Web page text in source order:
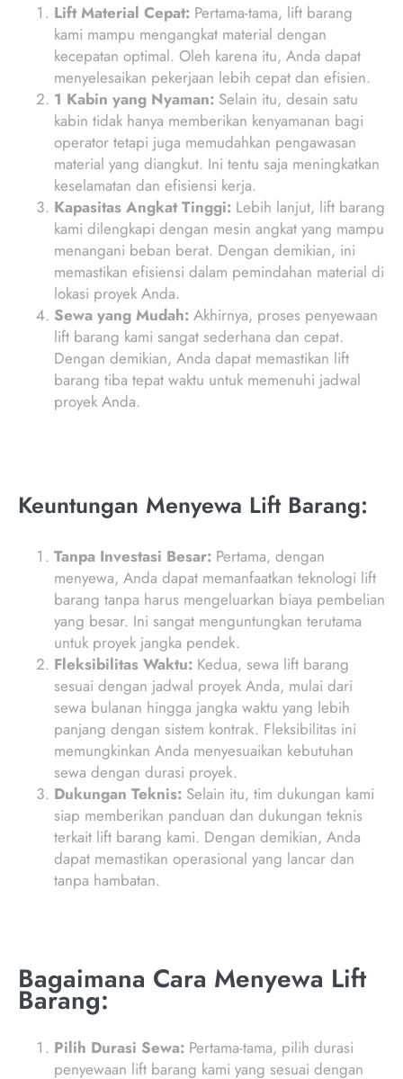
Lift Material Cepat: Pertama-tama, lift barang
kami mampu mengangkat material dengan
kecepatan optimal. Oleh karena itu, Anda dapat
menyelesaikan pekerjaan lebih cepat dan efisien.
1 Kabin yang Nyaman: Selain itu, desain satu
kabin tidak hanya memberikan kenyamanan bagi
operator tetapi juga memudahkan pengawasan
material yang diangkut. Ini tentu saja meningkatkan
keselamatan dan efisiensi kerja.
Kapasitas Angkat Tinggi: Lebih lanjut, lift barang
kami dilengkapi dengan mesin angkat yang mampu
menangani beban berat. Dengan demikian, ini
memastikan efisiensi dalam pemindahan material di
lokasi proyek Anda.
Sewa yang Mudah: Akhirnya, proses penyewaan
lift barang kami sangat sederhana dan cepat.
Dengan demikian, Anda dapat memastikan lift
barang tiba tepat waktu untuk memenuhi jadwal
proyek Anda.
Keuntungan Menyewa Lift Barang:
Tanpa Investasi Besar: Pertama, dengan
menyewa, Anda dapat memanfaatkan teknologi lift
barang tanpa harus mengeluarkan biaya pembelian
yang besar. Ini sangat menguntungkan terutama
untuk proyek jangka pendek.
Fleksibilitas Waktu: Kedua, sewa lift barang
sesuai dengan jadwal proyek Anda, mulai dari
sewa bulanan hingga jangka waktu yang lebih
panjang dengan sistem kontrak. Fleksibilitas ini
memungkinkan Anda menyesuaikan kebutuhan
sewa dengan durasi proyek.
Dukungan Teknis: Selain itu, tim dukungan kami
siap memberikan panduan dan dukungan teknis
terkait lift barang kami. Dengan demikian, Anda
dapat memastikan operasional yang lancar dan
tanpa hambatan.
Bagaimana Cara Menyewa Lift
Barang:
Pilih Durasi Sewa: Pertama-tama, pilih durasi
penyewaan lift barang kami yang sesuai dengan